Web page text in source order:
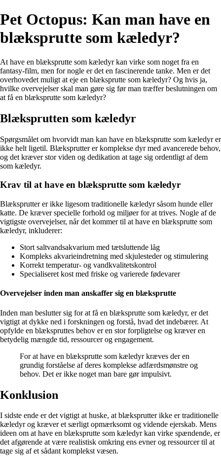
Pet Octopus: Kan man have en
blæksprutte som kæledyr?
At have en blæksprutte som kæledyr kan virke som noget fra en
fantasy-film, men for nogle er det en fascinerende tanke. Men er det
overhovedet muligt at eje en blæksprutte som kæledyr? Og hvis ja,
hvilke overvejelser skal man gøre sig før man træffer beslutningen om
at få en blæksprutte som kæledyr?
Blæksprutten som kæledyr
Spørgsmålet om hvorvidt man kan have en blæksprutte som kæledyr er
ikke helt ligetil. Blæksprutter er komplekse dyr med avancerede behov,
og det kræver stor viden og dedikation at tage sig ordentligt af dem
som kæledyr.
Krav til at have en blæksprutte som kæledyr
Blæksprutter er ikke ligesom traditionelle kæledyr såsom hunde eller
katte. De kræver specielle forhold og miljøer for at trives. Nogle af de
vigtigste overvejelser, når det kommer til at have en blæksprutte som
kæledyr, inkluderer:
Stort saltvandsakvarium med tætsluttende låg
Kompleks akvarieindretning med skjulesteder og stimulering
Korrekt temperatur- og vandkvalitetskontrol
Specialiseret kost med friske og varierede fødevarer
Overvejelser inden man anskaffer sig en blæksprutte
Inden man beslutter sig for at få en blæksprutte som kæledyr, er det
vigtigt at dykke ned i forskningen og forstå, hvad det indebærer. At
opfylde en blækspruttes behov er en stor forpligtelse og kræver en
betydelig mængde tid, ressourcer og engagement.
For at have en blæksprutte som kæledyr kræves der en
grundig forståelse af deres komplekse adfærdsmønstre og
behov. Det er ikke noget man bare gør impulsivt.
Konklusion
I sidste ende er det vigtigt at huske, at blæksprutter ikke er traditionelle
kæledyr og kræver et særligt opmærksomt og vidende ejerskab. Mens
ideen om at have en blæksprutte som kæledyr kan virke spændende, er
det afgørende at være realistisk omkring ens evner og ressourcer til at
tage sig af et sådant komplekst væsen.